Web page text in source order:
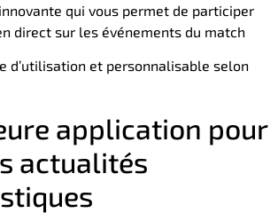
qui vous permet de participer
direct sur les événements du match
d’utilisation et personnalisable selon
application pour
actualités